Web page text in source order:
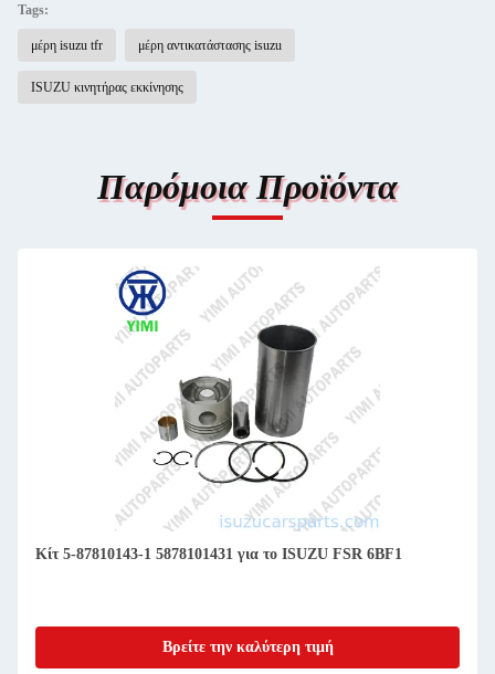
Tags:
μέρη isuzu tfr μέρη αντικατάστασης isuzu
ISUZU κινητήρας εκκίνησης
Παρόμοια Προϊόντα
Κίτ 5-87810143-1 5878101431 για το ISUZU FSR 6BF1
Βρείτε την καλύτερη τιμή